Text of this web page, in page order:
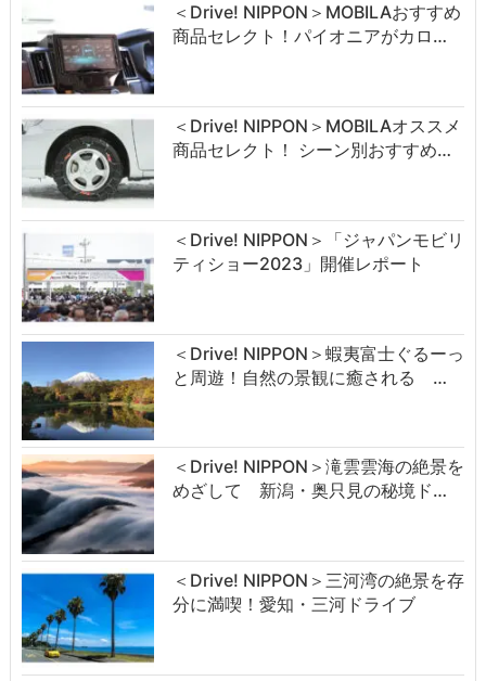
＜Drive! NIPPON＞MOBILAおすすめ
商品セレクト！パイオニアがカロ…
＜Drive! NIPPON＞MOBILAオススメ
商品セレクト！ シーン別おすすめ…
＜Drive! NIPPON＞「ジャパンモビリ
ティショー2023」開催レポート
＜Drive! NIPPON＞蝦夷富士ぐるーっ
と周遊！自然の景観に癒される …
＜Drive! NIPPON＞滝雲雲海の絶景を
めざして 新潟・奥只見の秘境ド…
＜Drive! NIPPON＞三河湾の絶景を存
分に満喫！愛知・三河ドライブ